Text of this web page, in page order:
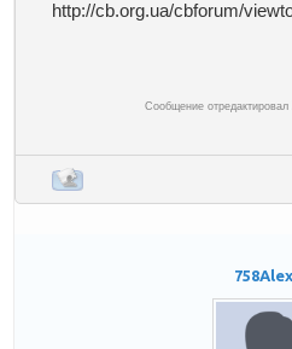
http://cb.org.ua/cbforum/
Сообщение отредактировал
758Alex